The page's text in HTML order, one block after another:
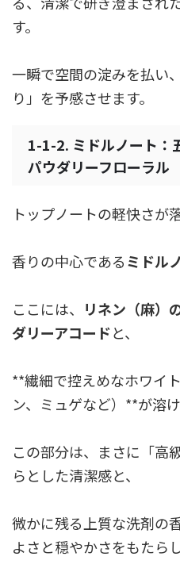
す。
一瞬で空間の淀みを払い
り」を予感させます。
1-1-2. ミドルノート：
パウダリーフローラル
トップノートの軽快さが
香りの中心であるミドル
ここには、
リネン（麻）
ダリーアコードと、
**繊細で控えめなホワイ
ン、ミュゲなど）**が溶け
この部分は、まさに「高
らとした清潔感と、
微かに残る上質な洗剤の
よさと穏やかさをもたらし